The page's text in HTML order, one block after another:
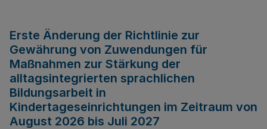
Erste Änderung der Richtlinie zur
Gewährung von Zuwendungen für
Maßnahmen zur Stärkung der
alltagsintegrierten sprachlichen
Bildungsarbeit in
Kindertageseinrichtungen im Zeitraum von
August 2026 bis Juli 2027